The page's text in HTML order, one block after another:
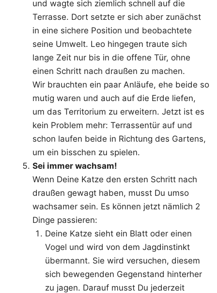
und wagte sich ziemlich schnell auf die
Terrasse. Dort setzte er sich aber zunächst
in eine sichere Position und beobachtete
seine Umwelt. Leo hingegen traute sich
lange Zeit nur bis in die offene Tür, ohne
einen Schritt nach draußen zu machen.
Wir brauchten ein paar Anläufe, ehe beide so
mutig waren und auch auf die Erde liefen,
um das Territorium zu erweitern. Jetzt ist es
kein Problem mehr: Terrassentür auf und
schon laufen beide in Richtung des Gartens,
um ein bisschen zu spielen.
Sei immer wachsam!
Wenn Deine Katze den ersten Schritt nach
draußen gewagt haben, musst Du umso
wachsamer sein. Es können jetzt nämlich 2
Dinge passieren:
Deine Katze sieht ein Blatt oder einen
Vogel und wird von dem Jagdinstinkt
übermannt. Sie wird versuchen, diesem
sich bewegenden Gegenstand hinterher
zu jagen. Darauf musst Du jederzeit